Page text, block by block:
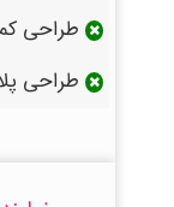
طراحی
طراحی